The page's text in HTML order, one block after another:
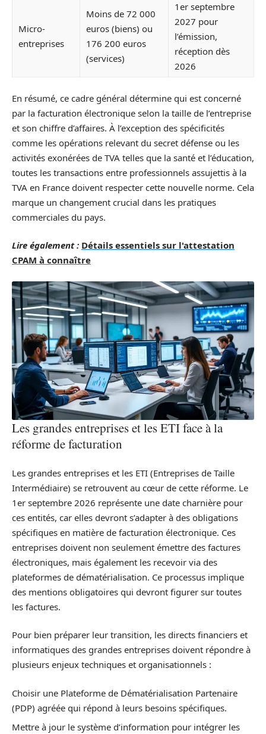
Micro-
entreprises
Moins de 72 000
euros (biens) ou
176 200 euros
(services)
1er septembre
2027 pour
l’émission,
réception dès
2026
En résumé, ce cadre général détermine qui est concerné
par la facturation électronique selon la taille de l’entreprise
et son chiffre d’affaires. À l’exception des spécificités
comme les opérations relevant du secret défense ou les
activités exonérées de TVA telles que la santé et l’éducation,
toutes les transactions entre professionnels assujettis à la
TVA en France doivent respecter cette nouvelle norme. Cela
marque un changement crucial dans les pratiques
commerciales du pays.
Lire également : Détails essentiels sur l'attestation
CPAM à connaître
Les grandes entreprises et les ETI face à la
réforme de facturation
Les grandes entreprises et les ETI (Entreprises de Taille
Intermédiaire) se retrouvent au cœur de cette réforme. Le
1er septembre 2026 représente une date charnière pour
ces entités, car elles devront s’adapter à des obligations
spécifiques en matière de facturation électronique. Ces
entreprises doivent non seulement émettre des factures
électroniques, mais également les recevoir via des
plateformes de dématérialisation. Ce processus implique
des mentions obligatoires qui devront figurer sur toutes
les factures.
Pour bien préparer leur transition, les directs financiers et
informatiques des grandes entreprises doivent répondre à
plusieurs enjeux techniques et organisationnels :
Choisir une Plateforme de Dématérialisation Partenaire
(PDP) agréée qui répond à leurs besoins spécifiques.
Mettre à jour le système d’information pour intégrer les